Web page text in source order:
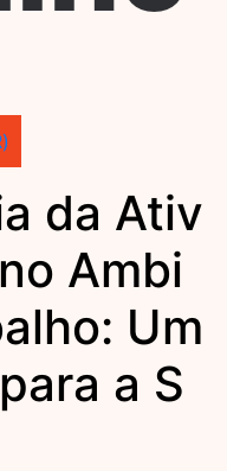
da Ativ
Ambi
Um
a S